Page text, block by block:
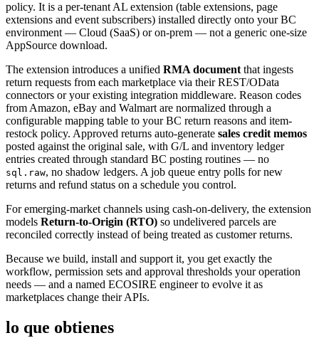
policy. It is a per-tenant AL extension (table extensions, page
extensions and event subscribers) installed directly onto your BC
environment — Cloud (SaaS) or on-prem — not a generic one-size
AppSource download.
The extension introduces a unified RMA document that ingests
return requests from each marketplace via their REST/OData
connectors or your existing integration middleware. Reason codes
from Amazon, eBay and Walmart are normalized through a
configurable mapping table to your BC return reasons and item-
restock policy. Approved returns auto-generate sales credit memos
posted against the original sale, with G/L and inventory ledger
entries created through standard BC posting routines — no
sql.raw, no shadow ledgers. A job queue entry polls for new
returns and refund status on a schedule you control.
For emerging-market channels using cash-on-delivery, the extension
models Return-to-Origin (RTO) so undelivered parcels are
reconciled correctly instead of being treated as customer returns.
Because we build, install and support it, you get exactly the
workflow, permission sets and approval thresholds your operation
needs — and a named ECOSIRE engineer to evolve it as
marketplaces change their APIs.
lo que obtienes